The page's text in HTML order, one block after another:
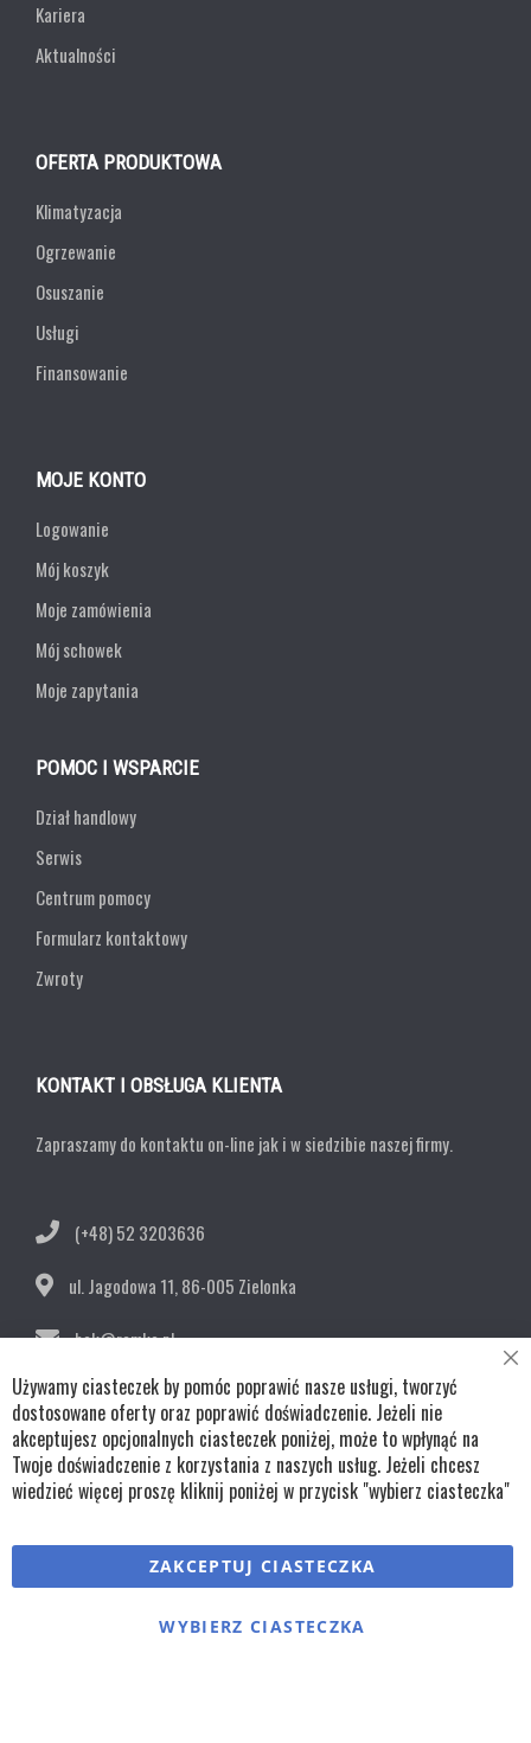
Kariera
Aktualności
OFERTA PRODUKTOWA
Klimatyzacja
Ogrzewanie
Osuszanie
Usługi
Finansowanie
MOJE KONTO
Logowanie
Mój koszyk
Moje zamówienia
Mój schowek
Moje zapytania
POMOC I WSPARCIE
Dział handlowy
Serwis
Centrum pomocy
Formularz kontaktowy
Zwroty
KONTAKT I OBSŁUGA KLIENTA
Zapraszamy do kontaktu on-line jak i w siedzibie naszej firmy.
(+48) 52 3203636
ul. Jagodowa 11, 86-005 Zielonka
bok@remko.pl
OBSERWUJ NAS
Copyright © wszystkie prawa zastrzeżone TKL Progress
Używamy ciasteczek by pomóc poprawić nasze usługi, tworzyć
dostosowane oferty oraz poprawić doświadczenie. Jeżeli nie
akceptujesz opcjonalnych ciasteczek poniżej, może to wpłynąć na
Twoje doświadczenie z korzystania z naszych usług. Jeżeli chcesz
wiedzieć więcej proszę kliknij poniżej w przycisk "wybierz ciasteczka"
ZAKCEPTUJ CIASTECZKA
WYBIERZ CIASTECZKA